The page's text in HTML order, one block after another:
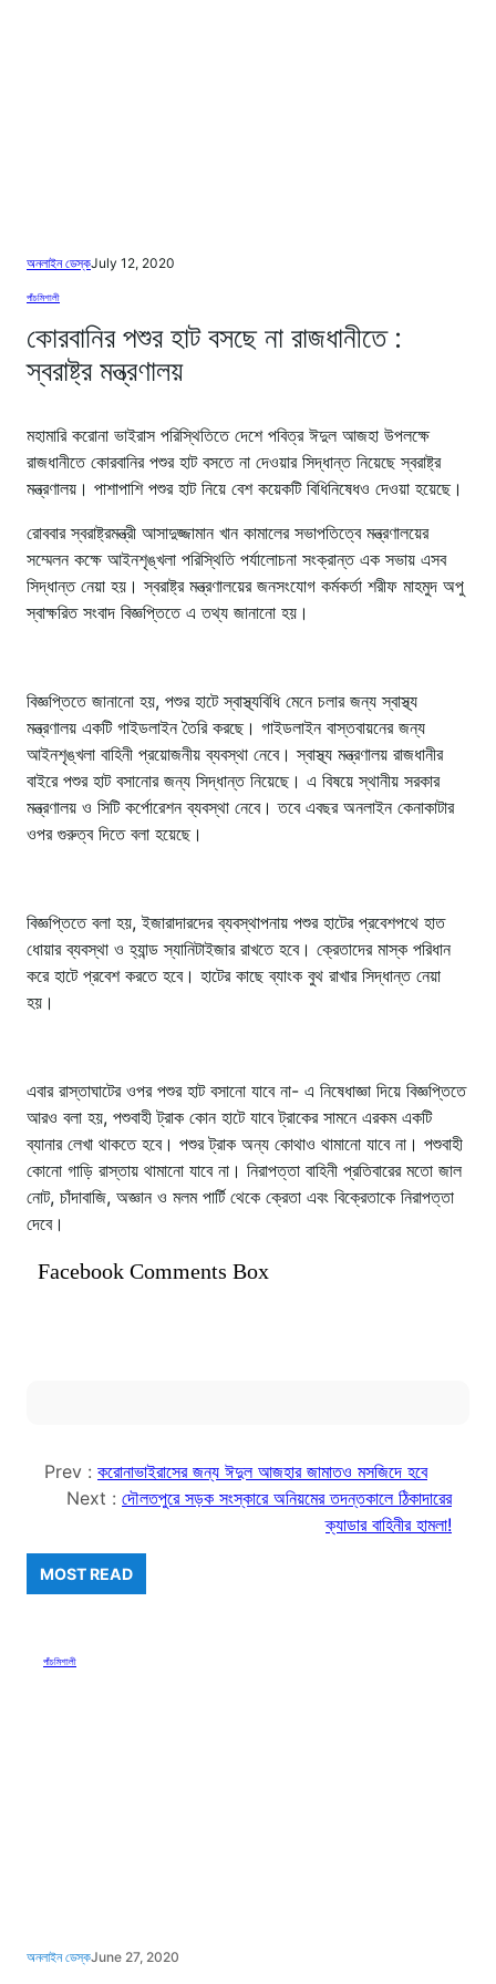
অনলাইন ডেস্কJuly 12, 2020
পাঁচমিশালী
কোরবানির পশুর হাট বসছে না রাজধানীতে :
স্বরাষ্ট্র মন্ত্রণালয়
মহামারি করোনা ভাইরাস পরিস্থিতিতে দেশে পবিত্র ঈদুল আজহা উপলক্ষে
রাজধানীতে কোরবানির পশুর হাট বসতে না দেওয়ার সিদ্ধান্ত নিয়েছে স্বরাষ্ট্র
মন্ত্রণালয়। পাশাপাশি পশুর হাট নিয়ে বেশ কয়েকটি বিধিনিষেধও দেওয়া হয়েছে।
রোববার স্বরাষ্ট্রমন্ত্রী আসাদুজ্জামান খান কামালের সভাপতিত্বে মন্ত্রণালয়ের
সম্মেলন কক্ষে আইনশৃঙ্খলা পরিস্থিতি পর্যালোচনা সংক্রান্ত এক সভায় এসব
সিদ্ধান্ত নেয়া হয়। স্বরাষ্ট্র মন্ত্রণালয়ের জনসংযোগ কর্মকর্তা শরীফ মাহমুদ অপু
স্বাক্ষরিত সংবাদ বিজ্ঞপ্তিতে এ তথ্য জানানো হয়।
বিজ্ঞপ্তিতে জানানো হয়, পশুর হাটে স্বাস্থ্যবিধি মেনে চলার জন্য স্বাস্থ্য
মন্ত্রণালয় একটি গাইডলাইন তৈরি করছে। গাইডলাইন বাস্তবায়নের জন্য
আইনশৃঙ্খলা বাহিনী প্রয়োজনীয় ব্যবস্থা নেবে। স্বাস্থ্য মন্ত্রণালয় রাজধানীর
বাইরে পশুর হাট বসানোর জন্য সিদ্ধান্ত নিয়েছে। এ বিষয়ে স্থানীয় সরকার
মন্ত্রণালয় ও সিটি কর্পোরেশন ব্যবস্থা নেবে। তবে এবছর অনলাইন কেনাকাটার
ওপর গুরুত্ব দিতে বলা হয়েছে।
বিজ্ঞপ্তিতে বলা হয়, ইজারাদারদের ব্যবস্থাপনায় পশুর হাটের প্রবেশপথে হাত
ধোয়ার ব্যবস্থা ও হ্যান্ড স্যানিটাইজার রাখতে হবে। ক্রেতাদের মাস্ক পরিধান
করে হাটে প্রবেশ করতে হবে। হাটের কাছে ব্যাংক বুথ রাখার সিদ্ধান্ত নেয়া
হয়।
এবার রাস্তাঘাটের ওপর পশুর হাট বসানো যাবে না- এ নিষেধাজ্ঞা দিয়ে বিজ্ঞপ্তিতে
আরও বলা হয়, পশুবাহী ট্রাক কোন হাটে যাবে ট্রাকের সামনে এরকম একটি
ব্যানার লেখা থাকতে হবে। পশুর ট্রাক অন্য কোথাও থামানো যাবে না। পশুবাহী
কোনো গাড়ি রাস্তায় থামানো যাবে না। নিরাপত্তা বাহিনী প্রতিবারের মতো জাল
নোট, চাঁদাবাজি, অজ্ঞান ও মলম পার্টি থেকে ক্রেতা এবং বিক্রেতাকে নিরাপত্তা
দেবে।
Facebook Comments Box
Prev : করোনাভাইরাসের জন্য ঈদুল আজহার জামাতও মসজিদে হবে
Next : দৌলতপুরে সড়ক সংস্কারে অনিয়মের তদন্তকালে ঠিকাদারের
ক্যাডার বাহিনীর হামলা!
MOST READ
পাঁচমিশালী
অনলাইন ডেস্কJune 27, 2020